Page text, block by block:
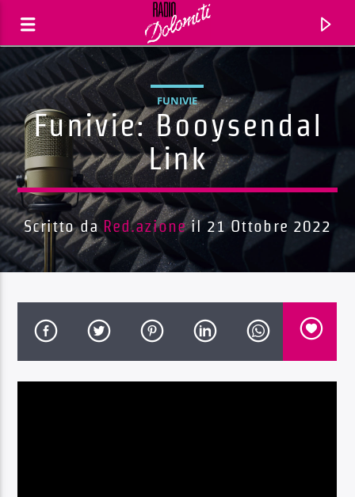
Titolo
Artista
FUNIVIE
Funivie: Booysendal
Link
Scritto da Red.azioneil 21 Ottobre 2022